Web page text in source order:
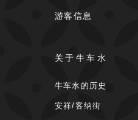
游客信息
关于牛车水
牛车水的历史
安祥/客纳街